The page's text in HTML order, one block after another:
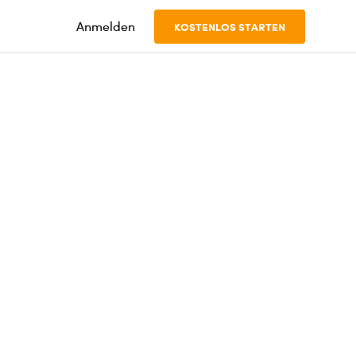
Anmelden KOSTENLOS STARTEN